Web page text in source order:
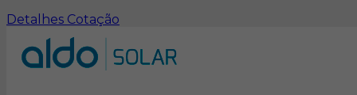
Detalhes Cotação